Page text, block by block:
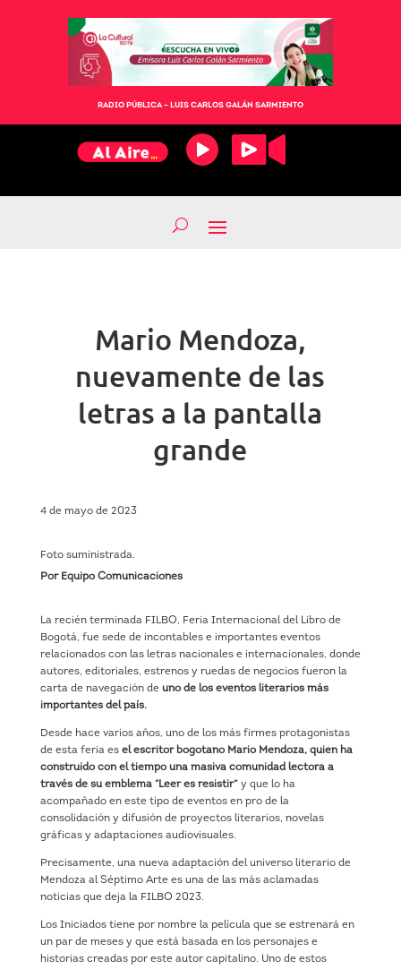
RADIO PÚBLICA – LUIS CARLOS GALÁN SARMIENTO
Mario Mendoza,
nuevamente de las
letras a la pantalla
grande
4 de mayo de 2023
Foto suministrada.
Por Equipo Comunicaciones
La recién terminada FILBO, Feria Internacional del Libro de
Bogotá, fue sede de incontables e importantes eventos
relacionados con las letras nacionales e internacionales, donde
autores, editoriales, estrenos y ruedas de negocios fueron la
carta de navegación de uno de los eventos literarios más
importantes del país.
Desde hace varios años, uno de los más firmes protagonistas
de esta feria es el escritor bogotano Mario Mendoza, quien ha
construido con el tiempo una masiva comunidad lectora a
través de su emblema “Leer es resistir”y que lo ha
acompañado en este tipo de eventos en pro de la
consolidación y difusión de proyectos literarios, novelas
gráficas y adaptaciones audiovisuales.
Precisamente, una nueva adaptación del universo literario de
Mendoza al Séptimo Arte es una de las más aclamadas
noticias que deja la FILBO 2023.
Los Iniciados tiene por nombre la película que se estrenará en
un par de meses y que está basada en los personajes e
historias creadas por este autor capitalino. Uno de estos